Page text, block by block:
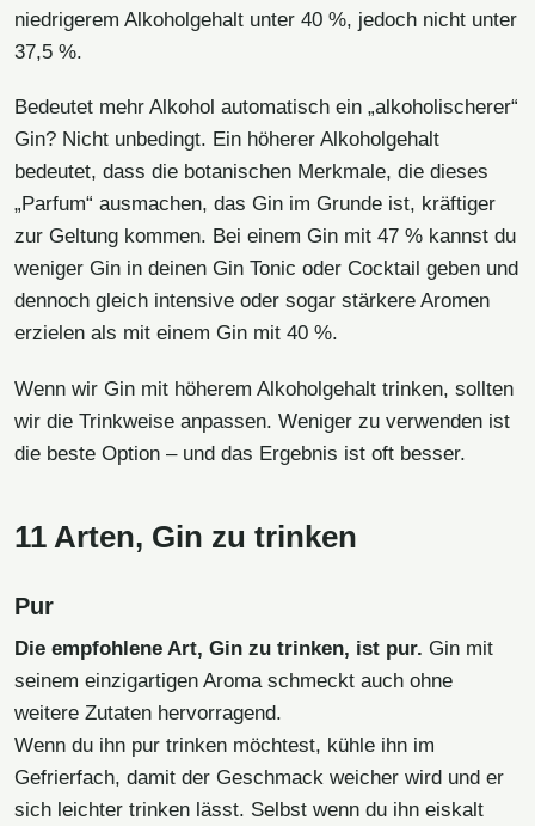
niedrigerem Alkoholgehalt unter 40 %, jedoch nicht unter
37,5 %.
Bedeutet mehr Alkohol automatisch ein „alkoholischerer“
Gin? Nicht unbedingt. Ein höherer Alkoholgehalt
bedeutet, dass die botanischen Merkmale, die dieses
„Parfum“ ausmachen, das Gin im Grunde ist, kräftiger
zur Geltung kommen. Bei einem Gin mit 47 % kannst du
weniger Gin in deinen Gin Tonic oder Cocktail geben und
dennoch gleich intensive oder sogar stärkere Aromen
erzielen als mit einem Gin mit 40 %.
Wenn wir Gin mit höherem Alkoholgehalt trinken, sollten
wir die Trinkweise anpassen. Weniger zu verwenden ist
die beste Option – und das Ergebnis ist oft besser.
11 Arten, Gin zu trinken
Pur
Die empfohlene Art, Gin zu trinken, ist pur. Gin mit
seinem einzigartigen Aroma schmeckt auch ohne
weitere Zutaten hervorragend.
Wenn du ihn pur trinken möchtest, kühle ihn im
Gefrierfach, damit der Geschmack weicher wird und er
sich leichter trinken lässt. Selbst wenn du ihn eiskalt